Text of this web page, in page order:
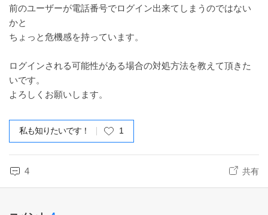
前のユーザーが電話番号でログイン出来てしまうのではない
かと
ちょっと危機感を持っています。
ログインされる可能性がある場合の対処方法を教えて頂きた
いです。
よろしくお願いします。
私も知りたいです！ 1
4 共有